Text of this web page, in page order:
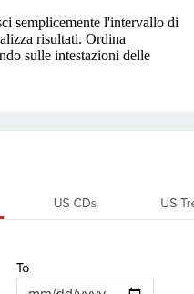
semplicemente l'intervallo di
risultati. Ordina
sulle intestazioni delle